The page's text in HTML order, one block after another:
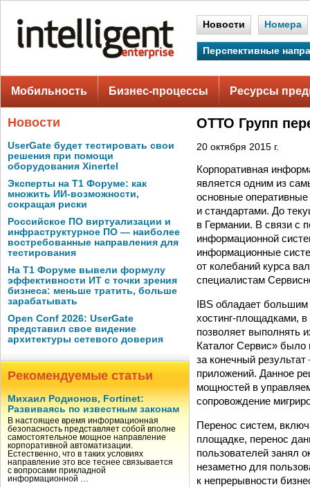
Новости Номера
Перспективные
Мобильность Бизнес-процессы Ресурсы
Новости
UserGate будет тестировать свои
решения при помощи
оборудования Xinertel
Эксперты на Т1 Форуме: как
множить ИИ-возможности,
сокращая риски
Российское ПО виртуализации и
инфраструктурное ПО — наиболее
востребованные направления для
тестирования
На Т1 Форуме вывели формулу
эффективности ИТ с точки зрения
бизнеса: меньше тратить, больше
зарабатывать
Open Conf 2026: UserGate
представил свое видение
архитектуры сетевого доверия
Рекомендуемые статьи
Михаил Родионов, Fortinet:
Развиваясь по известным законам
В настоящее время информационная
безопасность представляет собой вполне
самостоятельное мощное направление
корпоративной автоматизации.
Естественно, что в таких условиях
направление это все теснее связывается
с вопросами прикладной
информационной …
ОТТО Групп
20 октября 2015 г.
Корпоративная
является одним из
основные
и стандартами. До
в Германии. В связи с
информационной
информационные
от колебаний курса
специалистам
IBS обладает
хостинг-площадками, в
позволяет выполнять
Каталог Сервис» было
за конечный
приложений. Данное
мощностей в
сопровождение
Перенос систем,
площадке, перенос
пользователей занял
незаметно для
к непрерывности